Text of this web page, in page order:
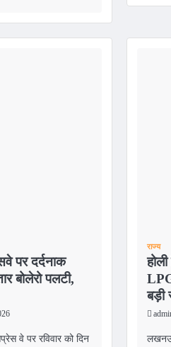
पर दर्दनाक
बोलेरो पलटी,
वे पर रविवार को दिन
राज्य
बड़ी
लखनऊ